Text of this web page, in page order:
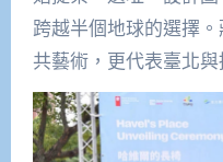
跨越半個地球的選擇
共藝術，更代表臺北